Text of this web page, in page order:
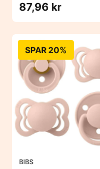
87,96 kr
SPAR 20%
BIBS